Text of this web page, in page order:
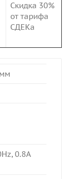
Скидка 30%
от тарифа
СДЕКа
0.8A